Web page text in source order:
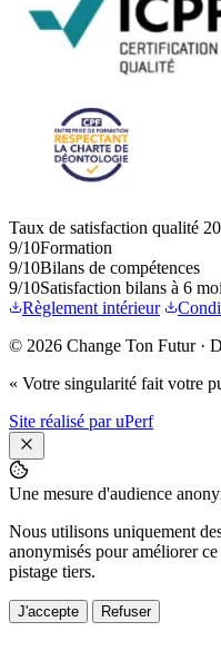
Taux de satisfaction qualité
9/10Formation
9/10Bilans de compétences
9/10Satisfaction bilans à 6
Règlement intérieur
© 2026 Change Ton Futur ·
« Votre singularité fait votre
Site réalisé par uPerf
Une mesure d'audience
Nous utilisons uniquement
anonymisés pour améliorer
pistage tiers.
J'accepte Refuser